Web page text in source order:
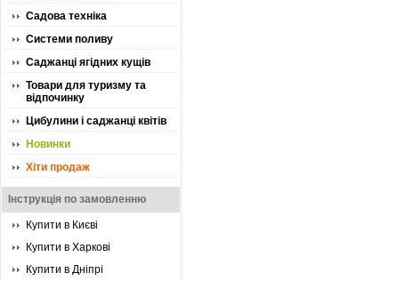
Садова техніка
Системи поливу
Саджанці ягідних кущів
Товари для туризму та
відпочинку
Цибулини і саджанці квітів
Новинки
Хіти продаж
Інструкція по замовленню
Купити в Києві
Купити в Харкові
Купити в Дніпрі